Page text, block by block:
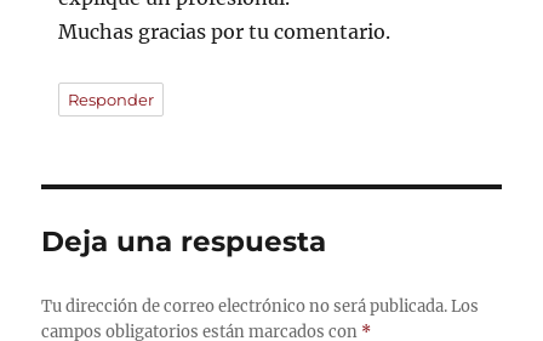
Muchas gracias por tu comentario.
Responder
Deja una respuesta
Tu dirección de correo electrónico no será publicada. Los
campos obligatorios están marcados con *